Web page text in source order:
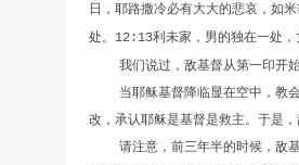
日，耶路撒冷必有大大的悲哀，如
处。 12:13利未家，男的独在一处，
我们说过，敌基督从第一印开
当耶稣基督降临显在空中，教
改，承认耶稣是基督是救主。于是
请注意，前三年半的时候，敌